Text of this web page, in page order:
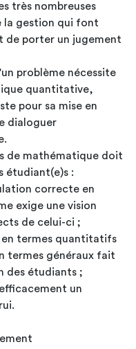
très nombreuses
la gestion qui font
de porter un jugement
problème nécessite
quantitative,
pour sa mise en
dialoguer
de mathématique doit
étudiant(e)s :
correcte en
exige une vision
de celui-ci ;
termes quantitatifs
généraux fait
des étudiants ;
un